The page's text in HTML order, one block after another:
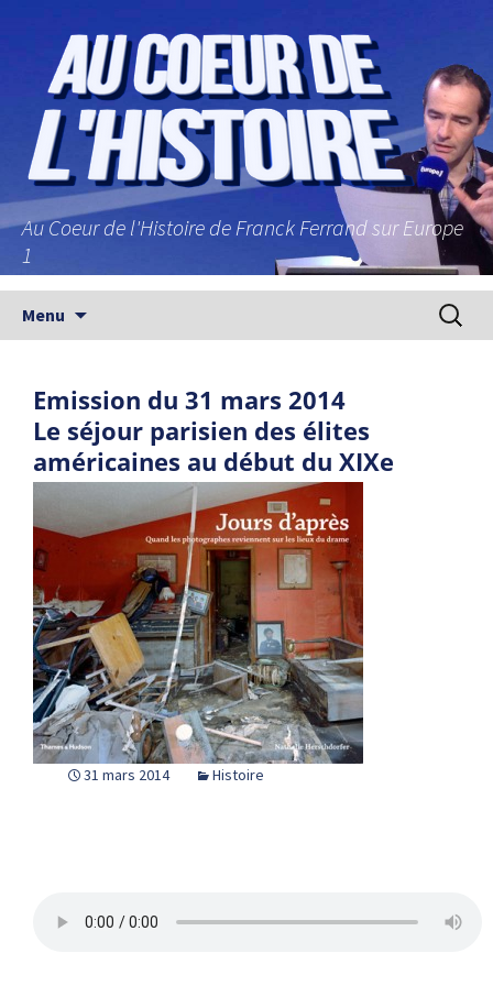
Au Coeur de l'Histoire de Franck Ferrand sur Europe
1
Menu
Emission du 31 mars 2014
Le séjour parisien des élites
américaines au début du XIXe
31 mars 2014 Histoire